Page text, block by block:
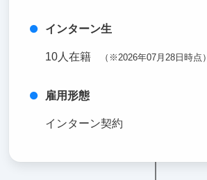
インターン生
10人在籍 （※2026年07月28日時点）
雇用形態
インターン契約